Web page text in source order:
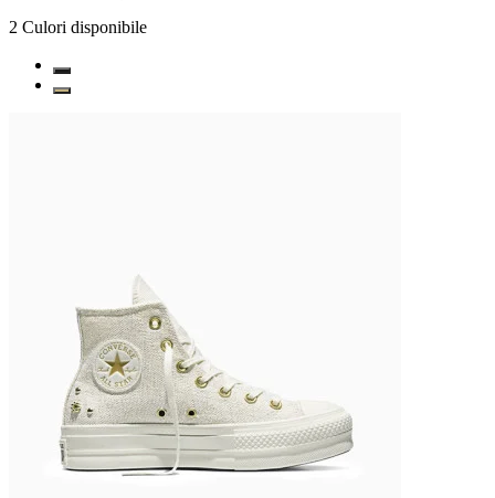
2 Culori disponibile